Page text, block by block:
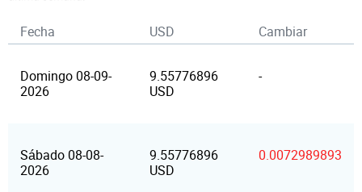
Fecha USD Cambiar
Domingo 08-09-
2026
9.55776896
USD
-
Sábado 08-08-
2026
9.55776896
USD
0.0072989893